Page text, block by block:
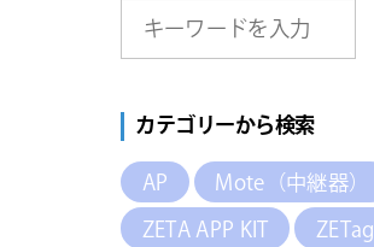
カテゴリーから検索
AP
Mote（中継器）
ZETA APP KIT
ZETag